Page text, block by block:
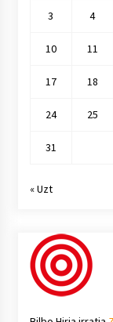
3 4
10 11
17 18
24 25
31
« Uzt